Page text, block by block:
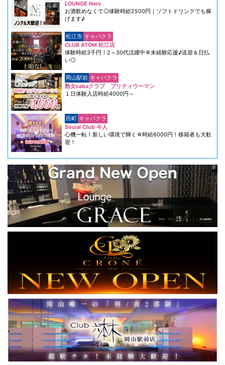
LOUNGE Nerv
お酒飲めなくて◎体験時給2500円｜ソフトドリンクでも稼
げます♪
松江市 キャバクラ
CLUB ATOM 松江店
体験時給3千円！2～30代活躍中☆未経験応援♪送迎＆日払
い◎
岡山駅前 キャバクラ
熟女cabaクラブ プリティウーマン
１日体験入店時給4000円～
田町 キャバクラ
Social Club 今人
心機一転！新しい環境で輝く☆時給6000円！移籍者も大歓
迎！